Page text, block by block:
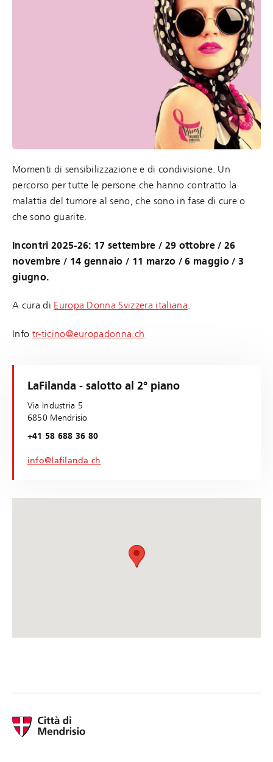
Momenti di sensibilizzazione e di condivisione. Un
percorso per tutte le persone che hanno contratto la
malattia del tumore al seno, che sono in fase di cure o
che sono guarite.
Incontri 2025-26: 17 settembre / 29 ottobre / 26
novembre / 14 gennaio / 11 marzo / 6 maggio / 3
giugno.
A cura di Europa Donna Svizzera italiana.
Info tr-ticino@europadonna.ch
LaFilanda - salotto al 2° piano
Via Industria 5
6850 Mendrisio
+41 58 688 36 80
info@lafilanda.ch